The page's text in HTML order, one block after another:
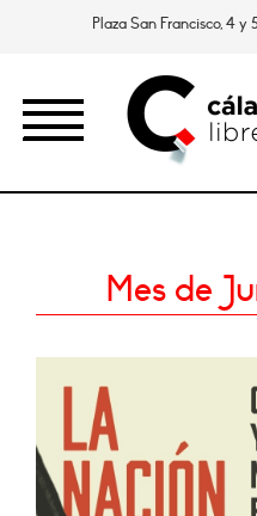
Plaza San Francisco, 4
Mes de